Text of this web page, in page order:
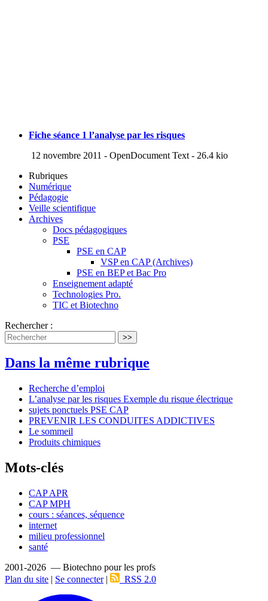
Fiche séance 1 l’analyse par les risques
12 novembre 2011 - OpenDocument Text - 26.4 kio
Rubriques
Numérique
Pédagogie
Veille scientifique
Archives
Docs pédagogiques
PSE
PSE en CAP
VSP en CAP (Archives)
PSE en BEP et Bac Pro
Enseignement adapté
Technologies Pro.
TIC et Biotechno
Rechercher :
>>
Dans la même rubrique
Recherche d’emploi
L’analyse par les risques Exemple du risque électrique
sujets ponctuels PSE CAP
PREVENIR LES CONDUITES ADDICTIVES
Le sommeil
Produits chimiques
Mots-clés
CAP APR
CAP MPH
cours : séances, séquence
internet
milieu professionnel
santé
2001-2026 — Biotechno pour les profs
Plan du site | Se connecter| RSS 2.0